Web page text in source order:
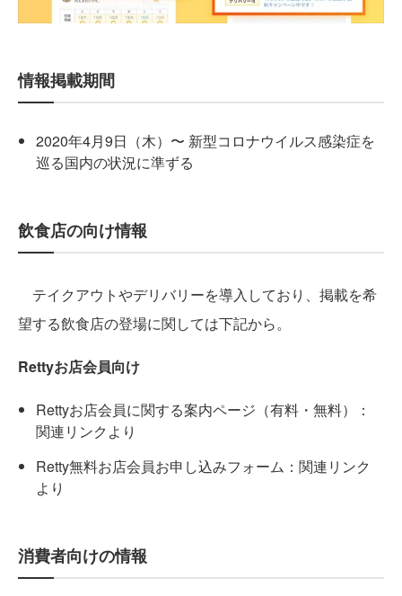
情報掲載期間
2020年4月9日（木）〜 新型コロナウイルス感染症を
巡る国内の状況に準ずる
飲食店の向け情報
テイクアウトやデリバリーを導入しており、掲載を希
望する飲食店の登場に関しては下記から。
Rettyお店会員向け
Rettyお店会員に関する案内ページ（有料・無料）：
関連リンクより
Retty無料お店会員お申し込みフォーム：関連リンク
より
消費者向けの情報